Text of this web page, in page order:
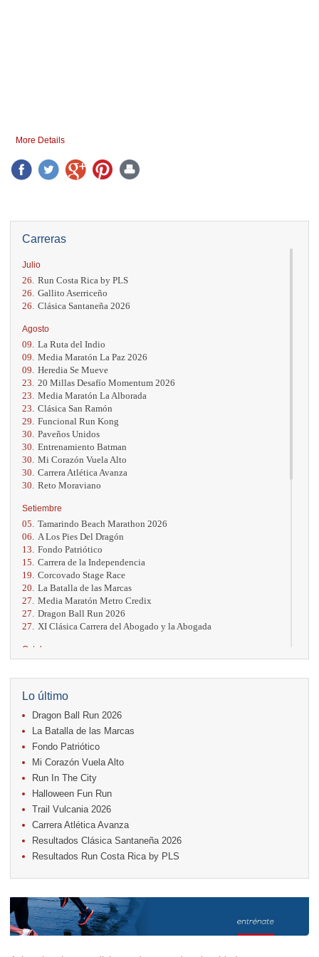
Carreras
Julio
26. Run Costa Rica by PLS
26. Gallito Aserriceño
26. Clásica Santaneña 2026
Agosto
09. La Ruta del Indio
09. Media Maratón La Paz 2026
09. Heredia Se Mueve
23. 20 Millas Desafío Momentum 2026
23. Media Maratón La Alborada
23. Clásica San Ramón
29. Funcional Run Kong
30. Paveños Unidos
30. Entrenamiento Batman
30. Mi Corazón Vuela Alto
30. Carrera Atlética Avanza
30. Reto Moraviano
Setiembre
05. Tamarindo Beach Marathon 2026
06.
A Los Pies Del Dragón
13. Fondo Patriótico
15. Carrera de la Independencia
19. Corcovado Stage Race
20. La Batalla de las Marcas
27. Media Maratón Metro Credix
27. Dragon Ball Run 2026
27.
XI Clásica Carrera del Abogado y la Abogada
Octubre
04. San Carlos Rosa
04.
Relevos Tres Ríos
04. Kilómetros Rosa
11. Run In The City
17. Caribe Paradise Run
18.
Casa Turire Trail Run
18. Warriors Run Circuit
25. KRun by Under Armour
25. Run Alajuela
31. Halloween Fun Run
Noviembre
08. Lindora Run
15. Entre Pan y Rosas
Diciembre
06. Trail Vulcania 2026
12. Media Maratón Puntarenas 2026
Carreras anteriores
Lo último
Dragon Ball Run 2026
La Batalla de las Marcas
Fondo Patriótico
Mi Corazón Vuela Alto
Run In The City
Halloween Fun Run
Trail Vulcania 2026
Carrera Atlética Avanza
Resultados Clásica Santaneña 2026
Resultados Run Costa Rica by PLS
More Details